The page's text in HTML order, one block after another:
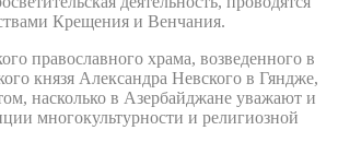
Крещения и Венчания.
православного храма, возведенного в
князя Александра Невского в Гяндже,
насколько в Азербайджане уважают и
многокультурности и религиозной